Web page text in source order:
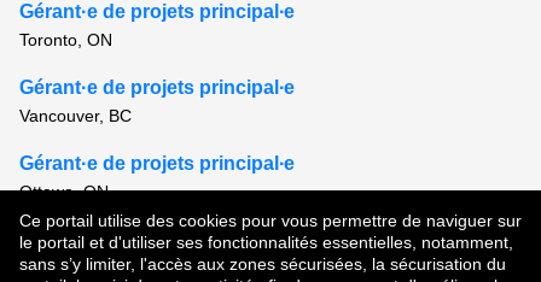
Ce portail utilise des cookies pour vous permettre de naviguer sur
le portail et d'utiliser ses fonctionnalités essentielles, notamment,
sans s’y limiter, l'accès aux zones sécurisées, la sécurisation du
Gérant·e de projets principal∙e
Toronto, ON
Gérant·e de projets principal∙e
Vancouver, BC
Gérant·e de projets principal∙e
Ottawa, ON
Voir tous les postes semblables